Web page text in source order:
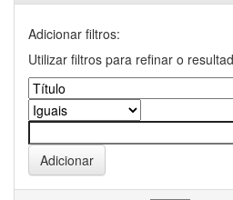
Adicionar filtros:
Utilizar filtros para refinar o